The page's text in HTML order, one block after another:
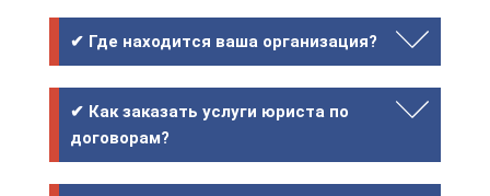
✔ Где находится ваша организация?
✔ Как заказать услуги юриста по
договорам?